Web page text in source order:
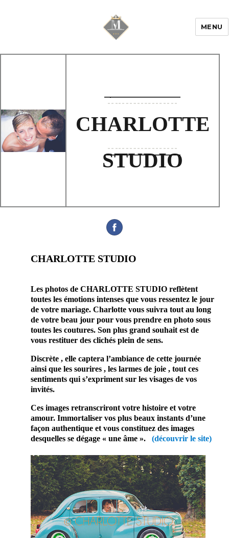
MENU
CHARLOTTE
STUDIO
CHARLOTTE STUDIO
Les photos de CHARLOTTE STUDIO reflètent
toutes les émotions intenses que vous ressentez le jour
de votre mariage. Charlotte vous suivra tout au long
de votre beau jour pour vous prendre en photo sous
toutes les coutures. Son plus grand souhait est de
vous restituer des clichés plein de sens.
Discrète , elle captera l’ambiance de cette journée
ainsi que les sourires , les larmes de joie , tout ces
sentiments qui s’expriment sur les visages de vos
invités.
Ces images retranscriront votre histoire et votre
amour. Immortaliser vos plus beaux instants d’une
façon authentique et vous constituez des images
desquelles se dégage « une âme ». (découvrir le site)